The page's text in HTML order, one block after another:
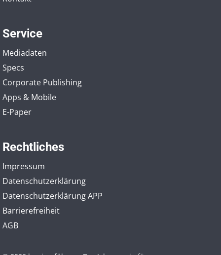
Service
Mediadaten
Specs
Corporate Publishing
Apps & Mobile
E-Paper
Rechtliches
Impressum
Datenschutzerklärung
Datenschutzerklärung APP
Barrierefreiheit
AGB